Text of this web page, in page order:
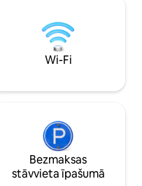
Pārnēsājama plīts
pieprasījuma.
Wi-Fi
Bezmaksas
stāvvieta īpašumā